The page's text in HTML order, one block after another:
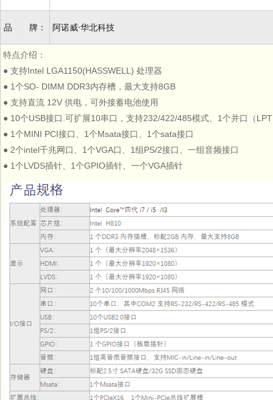
品 牌： 阿诺威·华北科技
特点介绍：
● 支持Intel LGA1150(HASSWELL) 处理器
● 1个SO- DIMM DDR3内存槽，最大支持8GB
● 支持直流 12V 供电，可外接蓄电池使用
● 10个USB接口.可扩展10串口，支持232/422/485模式、1个并口（
● 1个MINI PCI接口、1个Msata接口、1个sata接口
● 2个intel千兆网口、1个VGA口、1组PS/2接口、一组音频接口
● 1个LVDS插针、1个GPIO插针、一个VGA插针